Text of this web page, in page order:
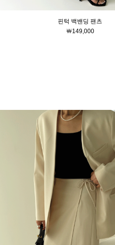
핀턱 백밴딩 팬츠
￦149,000